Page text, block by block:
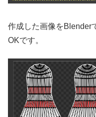
作成した画像をBlender
OKです。